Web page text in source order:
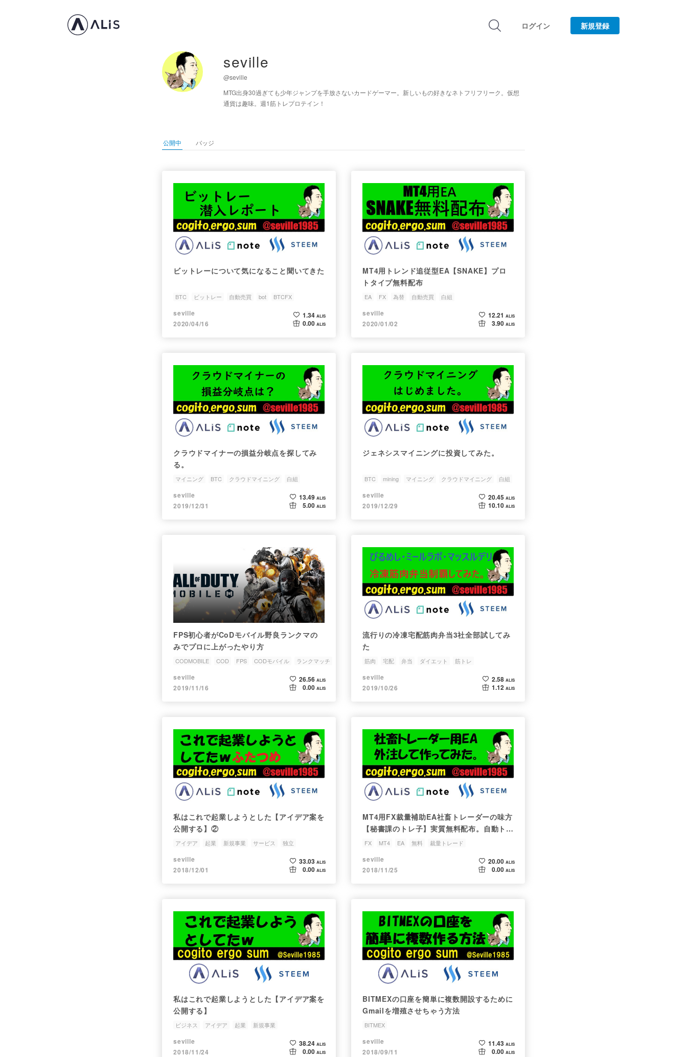
ログイン 新規登録
seville
@seville
MTG出身30過ぎても少年ジャンプを手放さないカードゲーマー。新しいもの好きなネトフリフリーク。仮想
通貨は趣味。週1筋トレプロテイン！
公開中 バッジ
ビットレーについて気になること聞いてきた
BTC ビットレー 自動売買 bot BTCFX
seville
2020/04/16
1.34 ALIS
0.00 ALIS
MT4用トレンド追従型EA【SNAKE】プロ
トタイプ無料配布
EA FX 為替 自動売買 白組
seville
2020/01/02
12.21 ALIS
3.90 ALIS
クラウドマイナーの損益分岐点を探してみ
る。
マイニング BTC クラウドマイニング
白組
ビットコイン
seville
2019/12/31
13.49 ALIS
5.00 ALIS
ジェネシスマイニングに投資してみた。
BTC mining マイニング クラウドマイニング 白組
seville
2019/12/29
20.45 ALIS
10.10 ALIS
FPS初心者がCoDモバイル野良ランクマの
みでプロに上がったやり方
CODMOBILE COD FPS CODモバイル ランクマッチ
seville
2019/11/16
26.56 ALIS
0.00 ALIS
流行りの冷凍宅配筋肉弁当3社全部試してみ
た
筋肉 宅配 弁当 ダイエット 筋トレ
seville
2019/10/26
2.58 ALIS
1.12 ALIS
私はこれで起業しようとした【アイデア案を
公開する】②
アイデア 起業 新規事業 サービス 独立
seville
2018/12/01
33.03 ALIS
0.00 ALIS
MT4用FX裁量補助EA社畜トレーダーの味方
【秘書課のトレ子】実質無料配布。自動トレ
ーリングストップしてくれます。
FX MT4 EA 無料 裁量トレード
seville
2018/11/25
20.00 ALIS
0.00 ALIS
私はこれで起業しようとした【アイデア案を
公開する】
ビジネス アイデア 起業 新規事業
seville
2018/11/24
38.24 ALIS
0.00 ALIS
BITMEXの口座を簡単に複数開設するために
Gmailを増殖させちゃう方法
BITMEX
seville
2018/09/11
11.43 ALIS
0.00 ALIS